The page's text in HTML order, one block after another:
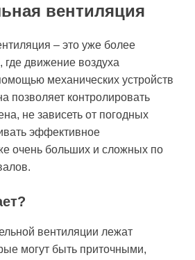
вентиляция
– это уже более
где движение воздуха
механических устройств
позволяет контролировать
не зависеть от погодных
эффективное
очень больших и сложных по
вентиляции лежат
могут быть приточными,